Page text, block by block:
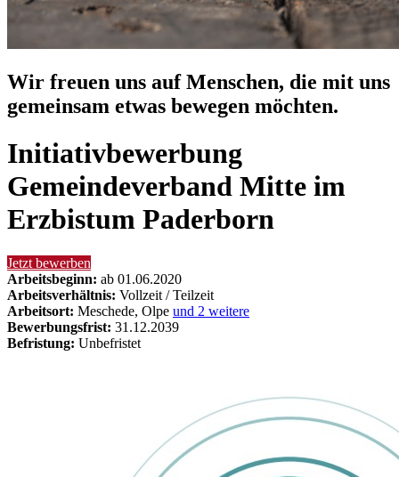
Wir freuen uns auf Menschen, die mit uns
gemeinsam etwas bewegen möchten.
Initiativbewerbung
Gemeindeverband Mitte im
Erzbistum Paderborn
Jetzt bewerben
Arbeitsbeginn: ab 01.06.2020
Arbeitsverhältnis: Vollzeit / Teilzeit
Arbeitsort: Meschede, Olpe und 2 weitere
Bewerbungsfrist: 31.12.2039
Befristung: Unbefristet